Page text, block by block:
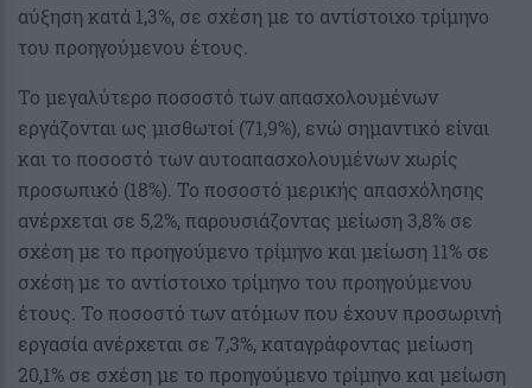
αύξηση κατά 1,3%, σε σχέση με το αντίστοιχο τρίμηνο
του προηγούμενου έτους.
Το μεγαλύτερο ποσοστό των απασχολουμένων
εργάζονται ως μισθωτοί (71,9%), ενώ σημαντικό είναι
και το ποσοστό των αυτοαπασχολουμένων χωρίς
προσωπικό (18%). Το ποσοστό μερικής απασχόλησης
ανέρχεται σε 5,2%, παρουσιάζοντας μείωση 3,8% σε
σχέση με το προηγούμενο τρίμηνο και μείωση 11% σε
σχέση με το αντίστοιχο τρίμηνο του προηγούμενου
έτους. Το ποσοστό των ατόμων που έχουν προσωρινή
εργασία ανέρχεται σε 7,3%, καταγράφοντας μείωση
20,1% σε σχέση με το προηγούμενο τρίμηνο και μείωση